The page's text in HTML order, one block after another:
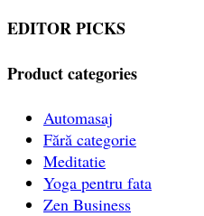
EDITOR PICKS
Product categories
Automasaj
Fără categorie
Meditatie
Yoga pentru fata
Zen Business